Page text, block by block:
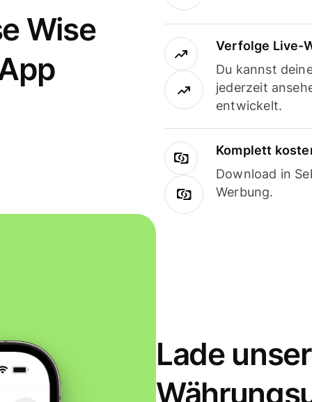
Wise
Verfolge Live-
Du kannst
jederzeit
entwickelt.
Komplett
Download in
Werbung.
Lade